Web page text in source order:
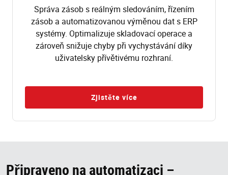
Správa zásob s reálným sledováním, řízením
zásob a automatizovanou výměnou dat s ERP
systémy. Optimalizuje skladovací operace a
zároveň snižuje chyby při vychystávání díky
uživatelsky přívětivému rozhraní.
Zjistěte více
Připraveno na automatizaci –